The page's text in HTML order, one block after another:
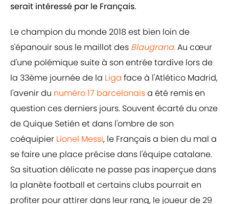
serait intéressé par le Français.
Le champion du monde 2018 est bien loin de
s'épanouir sous le maillot des Blaugrana.Au cœur
d'une polémique suite à son entrée tardive lors de
la 33ème journée de la Liga face à l'Atlético Madrid,
l'avenir du numéro 17 barcelonaisa été remis en
question ces derniers jours. Souvent écarté du onze
de Quique Setién et dans l'ombre de son
coéquipier Lionel Messi, le Français a bien du mal a
se faire une place précise dans l'équipe catalane.
Sa situation délicate ne passe pas inaperçue dans
la planète football et certains clubs pourrait en
profiter pour attirer dans leur rang, le joueur de 29